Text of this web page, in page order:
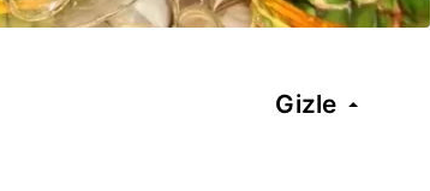
Gizle